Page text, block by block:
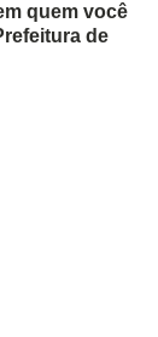
quem você
de